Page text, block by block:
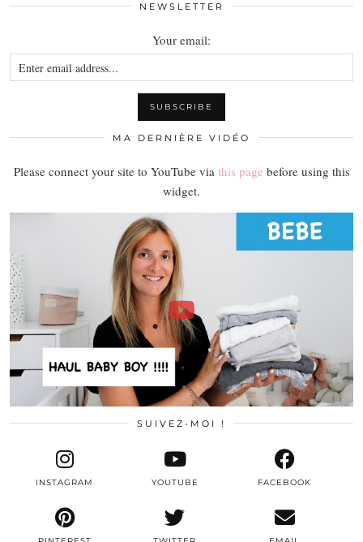
NEWSLETTER
Your email:
MA DERNIÈRE VIDÉO
Please connect your site to YouTube via this page before using this
widget.
SUIVEZ-MOI !
INSTAGRAM FACEBOOK
YOUTUBE